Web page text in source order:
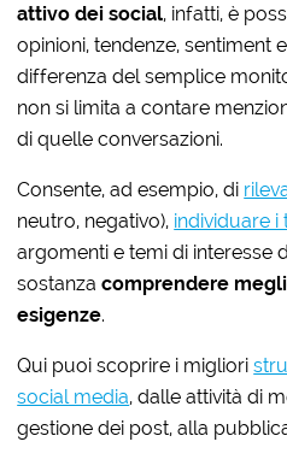
attivo dei social, infatti, è
opinioni, tendenze, sentiment
differenza del semplice
non si limita a contare
di quelle conversazioni.
Consente, ad esempio, di
neutro, negativo), individuare i
argomenti e temi di interesse
sostanzacomprendere
esigenze.
Qui puoi scoprire i migliori
social media, dalle attività di
gestione dei post, alla